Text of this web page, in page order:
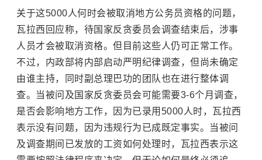
关于这5000人何时会被取消地方公务员资格的问题，
瓦拉西回应称，待国家反贪委员会调查结束后，涉事
人员才会被取消资格。但目前这些人仍可正常工作。
不过，内政部将内部启动严明纪律调查，但尚未确定
由谁主持，同时副总理巴功的团队也在进行整体调
查。当被问及国家反贪委员会可能需要3-6个月调查，
是否会影响地方工作，因为已录用5000人时，瓦拉西
表示没有问题，因为违规行为已成既定事实。当被问
及调查期间已发放的工资如何处理时，瓦拉西表示这